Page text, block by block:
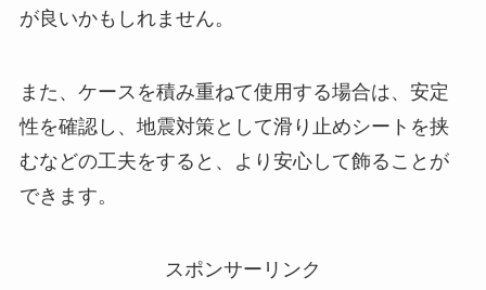
が良いかもしれません。
また、ケースを積み重ねて使用する場合は、安定
性を確認し、地震対策として滑り止めシートを挟
むなどの工夫をすると、より安心して飾ることが
できます。
スポンサーリンク